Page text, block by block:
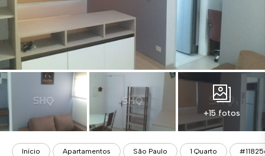
+15 fotos
Início Apartamentos São Paulo 1 Quarto